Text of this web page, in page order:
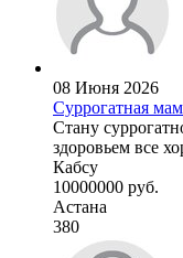
08 Июня 2026
Суррогатная
Стану
здоровьем все
Кабсу
10000000 руб.
Астана
380